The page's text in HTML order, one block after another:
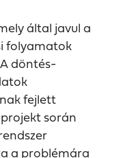
által javul a
folyamatok
döntés-
fejlett
során
a problémára